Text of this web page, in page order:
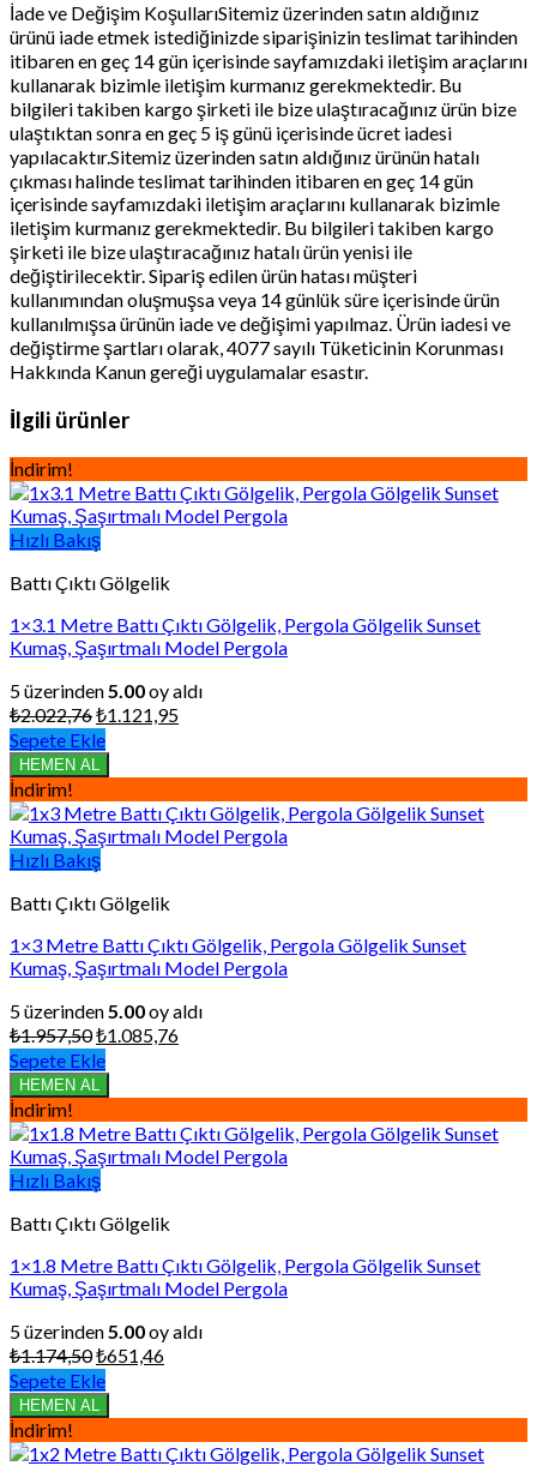
İade ve Değişim KoşullarıSitemiz üzerinden satın aldığınız
ürünü iade etmek istediğinizde siparişinizin teslimat tarihinden
itibaren en geç 14 gün içerisinde sayfamızdaki iletişim araçlarını
kullanarak bizimle iletişim kurmanız gerekmektedir. Bu
bilgileri takiben kargo şirketi ile bize ulaştıracağınız ürün bize
ulaştıktan sonra en geç 5 iş günü içerisinde ücret iadesi
yapılacaktır.Sitemiz üzerinden satın aldığınız ürünün hatalı
çıkması halinde teslimat tarihinden itibaren en geç 14 gün
içerisinde sayfamızdaki iletişim araçlarını kullanarak bizimle
iletişim kurmanız gerekmektedir. Bu bilgileri takiben kargo
şirketi ile bize ulaştıracağınız hatalı ürün yenisi ile
değiştirilecektir. Sipariş edilen ürün hatası müşteri
kullanımından oluşmuşsa veya 14 günlük süre içerisinde ürün
kullanılmışsa ürünün iade ve değişimi yapılmaz. Ürün iadesi ve
değiştirme şartları olarak, 4077 sayılı Tüketicinin Korunması
Hakkında Kanun gereği uygulamalar esastır.
İlgili ürünler
İndirim!
Hızlı Bakış
Battı Çıktı Gölgelik
1×3.1 Metre Battı Çıktı Gölgelik, Pergola Gölgelik Sunset
Kumaş, Şaşırtmalı Model Pergola
5 üzerinden 5.00oy aldı
₺2.022,76Orijinal
fiyat:
₺2.022,76.
₺1.121,95
₺1.121,95.
Sepete Ekle
HEMEN AL
İndirim!
Hızlı Bakış
Battı Çıktı Gölgelik
1×3 Metre Battı Çıktı Gölgelik, Pergola Gölgelik Sunset
Kumaş, Şaşırtmalı Model Pergola
5 üzerinden 5.00oy aldı
₺1.957,50Orijinal
fiyat:
₺1.957,50.
₺1.085,76
₺1.085,76.
Sepete Ekle
HEMEN AL
İndirim!
Hızlı Bakış
Battı Çıktı Gölgelik
1×1.8 Metre Battı Çıktı Gölgelik, Pergola Gölgelik Sunset
Kumaş, Şaşırtmalı Model Pergola
5 üzerinden 5.00oy aldı
₺1.174,50Orijinal
fiyat:
₺1.174,50.
₺651,46
₺651,46.
Sepete Ekle
HEMEN AL
İndirim!